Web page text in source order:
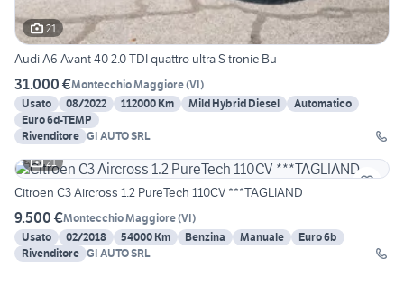
21
Audi A6 Avant 40 2.0 TDI quattro ultra S tronic Bu
31.000 €Montecchio Maggiore(VI)
Usato
08/2022 112000 Km Mild Hybrid Diesel
Automatico
Euro 6d-TEMP
Rivenditore GI AUTO SRL
21
Citroen C3 Aircross 1.2 PureTech 110CV ***TAGLIAND
9.500 €Montecchio Maggiore(VI)
Usato
02/2018 54000 Km Benzina Manuale
Euro 6b
Rivenditore GI AUTO SRL